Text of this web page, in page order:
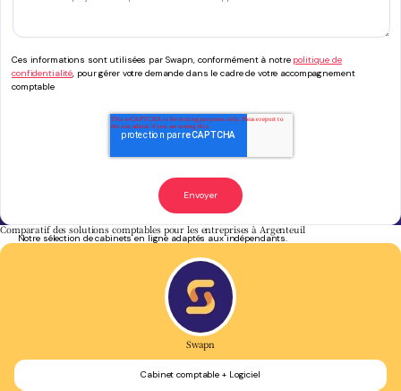
Ces informations sont utilisées par Swapn, conformément à notre politique de
confidentialité, pour gérer votre demande dans le cadre de votre accompagnement
comptable
Comparatif des solutions comptables pour les entreprises à Argenteuil
Notre sélection de cabinets en ligne adaptés aux indépendants.
Swapn
Cabinet comptable + Logiciel